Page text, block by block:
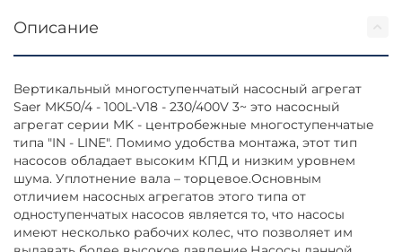
Описание
Вертикальный многоступенчатый насосный агрегат
Saer MK50/4 - 100L-V18 - 230/400V 3~ это насосный
агрегат серии MK - центробежные многоступенчатые
типа "IN - LINE". Помимо удобства монтажа, этот тип
насосов обладает высоким КПД и низким уровнем
шума. Уплотнение вала – торцевое.Основным
отличием насосных агрегатов этого типа от
одноступенчатых насосов является то, что насосы
имеют несколько рабочих колес, что позволяет им